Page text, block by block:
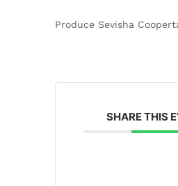
Produce Sevisha
SHARE THIS